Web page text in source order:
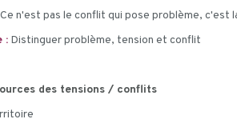
n'est pas le conflit qui pose problème, c'est
: Distinguer problème, tension et conflit
des tensions / conflits